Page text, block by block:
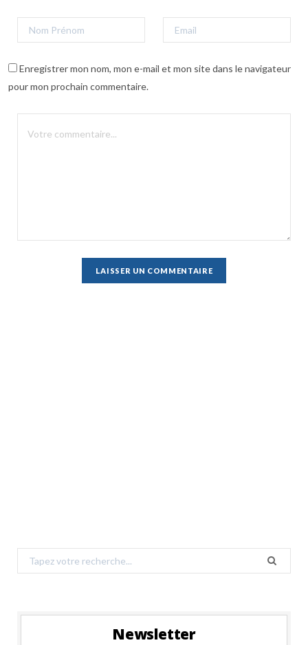
Enregistrer mon nom, mon e-mail et mon site dans le navigateur
pour mon prochain commentaire.
Search
for:
Newsletter